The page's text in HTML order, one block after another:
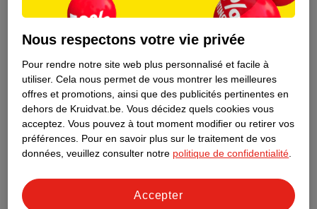
Schwarzkopf Blonde S1
Blond Spray Coloration
11.
99
6
Bleach London Home
Toning Kit Total Bleach
Salon Standard
22.
00
Épuisé
Conseil sur la beauté
Nous respectons votre vie privée
Pour rendre notre site web plus personnalisé et facile à
utiliser. Cela nous permet de vous montrer les meilleures
offres et promotions, ainsi que des publicités pertinentes en
dehors de Kruidvat.be. Vous décidez quels cookies vous
acceptez. Vous pouvez à tout moment modifier ou retirer vos
préférences. Pour en savoir plus sur le traitement de vos
données, veuillez consulter notre politique de confidentialité
Accepter